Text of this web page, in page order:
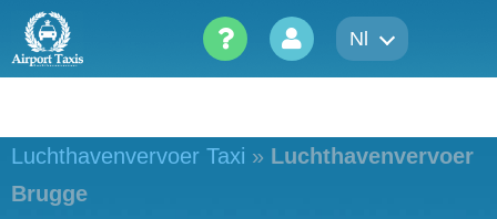
Skip
content
Nl
Luchthavenvervoer Taxi » Luchthavenvervoer
Brugge